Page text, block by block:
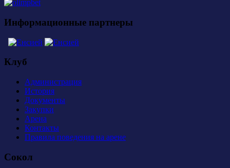
Информационные партнеры
Клуб
Администрация
История
Документы
Закупки
Арена
Контакты
Правила поведения на арене
Сокол